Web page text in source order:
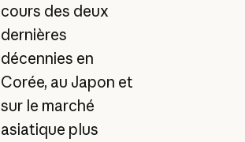
cours des deux
dernières
décennies en
Corée, au Japon et
sur le marché
asiatique plus